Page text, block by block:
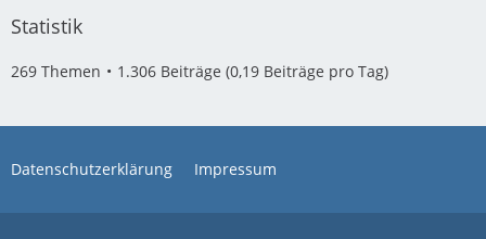
Statistik
269 Themen 1.306 Beiträge (0,19 Beiträge pro Tag)
Datenschutzerklärung Impressum